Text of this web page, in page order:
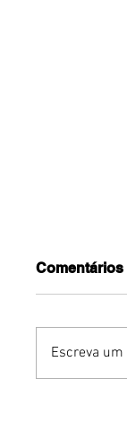
Comentários
Escreva